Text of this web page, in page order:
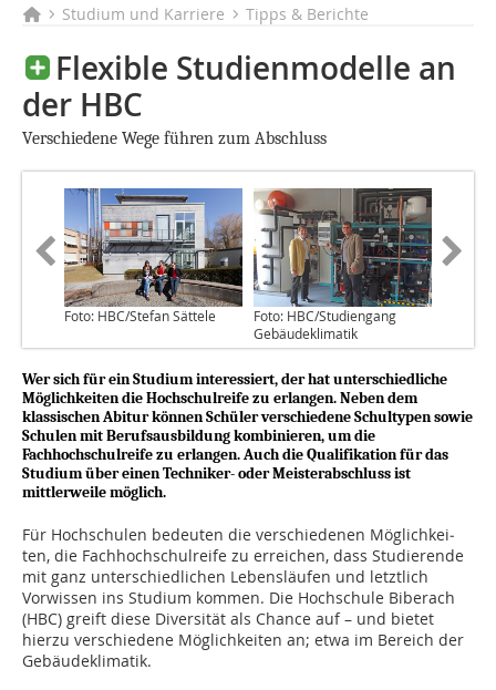
Studium und Karriere Tipps & Berichte
Flexible Studienmodelle an
der HBC
Verschiedene Wege führen zum Abschluss
Foto: HBC/Stefan Sättele
Foto: HBC/Studiengang
Gebäudeklimatik
Wer sich für ein Studium interessiert, der hat unterschiedliche
Möglichkeiten die Hochschulreife zu erlangen. Neben dem
klassischen Abitur können Schüler verschiedene Schultypen sowie
Schulen mit Berufsausbildung kombinieren, um die
Fachhochschulreife zu erlangen. Auch die Qualifikation für das
Studium über einen Techniker- oder Meisterabschluss ist
mittlerweile möglich.
Für Hochschulen bedeuten die verschiedenen Möglichkei­
ten, die Fachhochschulreife zu erreichen, dass Studierende
mit ganz unterschiedlichen Lebensläufen und letztlich
Vorwissen ins Studium kommen. Die Hochschule Biberach
(HBC) greift diese Diversität als Chance auf – und bietet
hierzu verschiedene Möglichkeiten an; etwa im Bereich der
Gebäudeklimatik.